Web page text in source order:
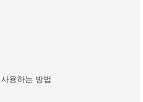
용하는 방법